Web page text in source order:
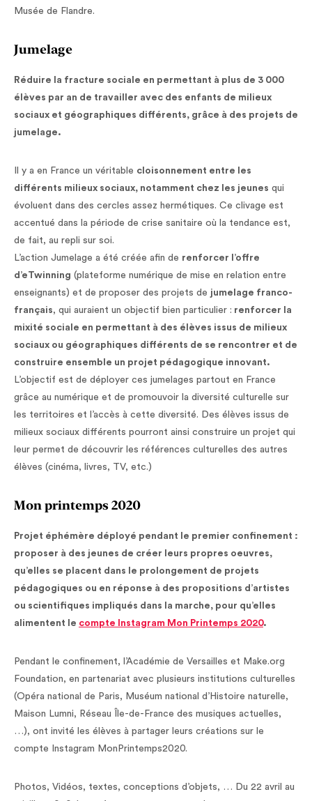
Musée de Flandre.
Jumelage
Réduire la fracture sociale en permettant à plus de 3 000
élèves par an de travailler avec des enfants de milieux
sociaux et géographiques différents, grâce à des projets de
jumelage.
Il y a en France un véritable cloisonnement entre les
différents milieux sociaux, notamment chez les jeunes qui
évoluent dans des cercles assez hermétiques. Ce clivage est
accentué dans la période de crise sanitaire où la tendance est,
de fait, au repli sur soi.
L’action Jumelage a été créée afin de renforcer l’offre
d’eTwinning (plateforme numérique de mise en relation entre
enseignants) et de proposer des projets de jumelage franco-
français, qui auraient un objectif bien particulier : renforcer la
mixité sociale en permettant à des élèves issus de milieux
sociaux ou géographiques différents de se rencontrer et de
construire ensemble un projet pédagogique innovant.
L’objectif est de déployer ces jumelages partout en France
grâce au numérique et de promouvoir la diversité culturelle sur
les territoires et l’accès à cette diversité. Des élèves issus de
milieux sociaux différents pourront ainsi construire un projet qui
leur permet de découvrir les références culturelles des autres
élèves (cinéma, livres, TV, etc.)
Mon printemps 2020
Projet éphémère déployé pendant le premier confinement :
proposer à des jeunes de créer leurs propres oeuvres,
qu’elles se placent dans le prolongement de projets
pédagogiques ou en réponse à des propositions d’artistes
ou scientifiques impliqués dans la marche, pour qu’elles
alimentent le compte Instagram Mon Printemps 2020.
Pendant le confinement, l’Académie de Versailles et Make.org
Foundation, en partenariat avec plusieurs institutions culturelles
(Opéra national de Paris, Muséum national d’Histoire naturelle,
Maison Lumni, Réseau Île-de-France des musiques actuelles,
…), ont invité les élèves à partager leurs créations sur le
compte Instagram MonPrintemps2020.
Photos, Vidéos, textes, conceptions d’objets, … Du 22 avril au